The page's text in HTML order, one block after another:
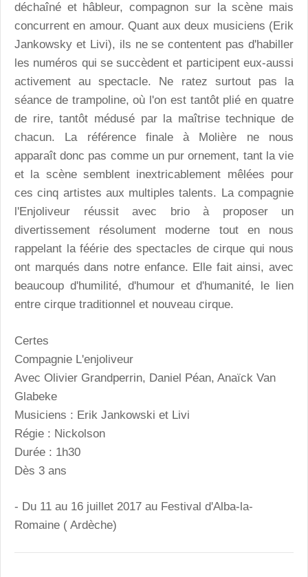
déchaîné et hâbleur, compagnon sur la scène mais
concurrent en amour. Quant aux deux musiciens (Erik
Jankowsky et Livi), ils ne se contentent pas d'habiller
les numéros qui se succèdent et participent eux-aussi
activement au spectacle. Ne ratez surtout pas la
séance de trampoline, où l'on est tantôt plié en quatre
de rire, tantôt médusé par la maîtrise technique de
chacun. La référence finale à Molière ne nous
apparaît donc pas comme un pur ornement, tant la vie
et la scène semblent inextricablement mêlées pour
ces cinq artistes aux multiples talents. La compagnie
l'Enjoliveur réussit avec brio à proposer un
divertissement résolument moderne tout en nous
rappelant la féérie des spectacles de cirque qui nous
ont marqués dans notre enfance. Elle fait ainsi, avec
beaucoup d'humilité, d'humour et d'humanité, le lien
entre cirque traditionnel et nouveau cirque.
Certes
Compagnie L'enjoliveur
Avec Olivier Grandperrin, Daniel Péan, Anaïck Van
Glabeke
Musiciens : Erik Jankowski et Livi
Régie : Nickolson
Durée : 1h30
Dès 3 ans
- Du 11 au 16 juillet 2017 au Festival d'Alba-la-
Romaine ( Ardèche)